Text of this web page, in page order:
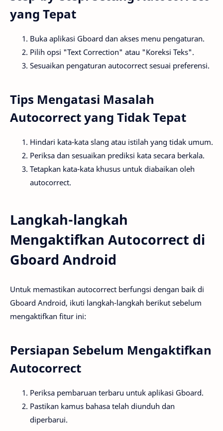
yang Tepat
Buka aplikasi Gboard dan akses menu pengaturan.
Pilih opsi "Text Correction" atau "Koreksi Teks".
Sesuaikan pengaturan autocorrect sesuai preferensi.
Tips Mengatasi Masalah
Autocorrect yang Tidak Tepat
Hindari kata-kata slang atau istilah yang tidak umum.
Periksa dan sesuaikan prediksi kata secara berkala.
Tetapkan kata-kata khusus untuk diabaikan oleh
autocorrect.
Langkah-langkah
Mengaktifkan Autocorrect di
Gboard Android
Untuk memastikan autocorrect berfungsi dengan baik di
Gboard Android, ikuti langkah-langkah berikut sebelum
mengaktifkan fitur ini:
Persiapan Sebelum Mengaktifkan
Autocorrect
Periksa pembaruan terbaru untuk aplikasi Gboard.
Pastikan kamus bahasa telah diunduh dan
diperbarui.